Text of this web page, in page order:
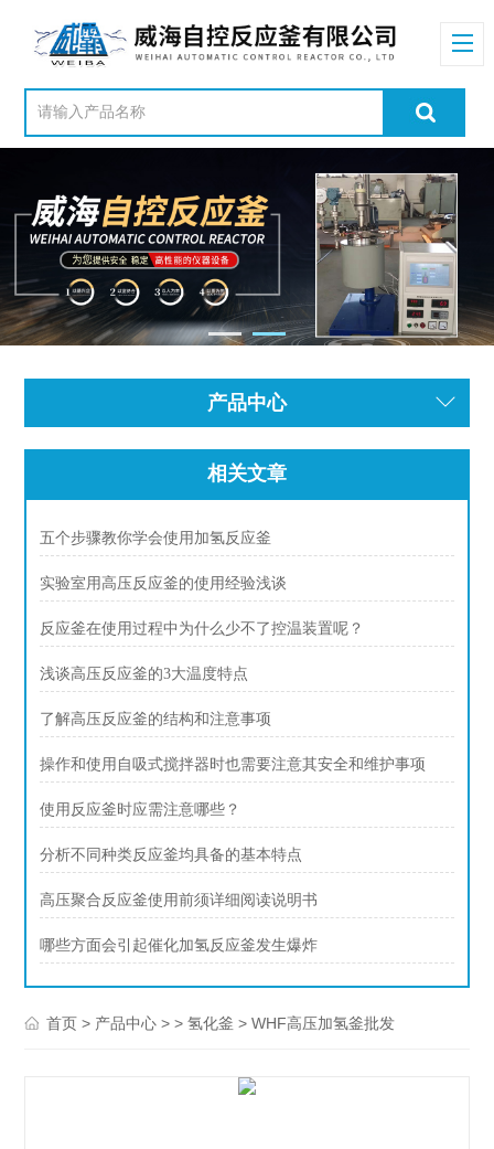
产品中心
相关文章
五个步骤教你学会使用加氢反应釜
实验室用高压反应釜的使用经验浅谈
反应釜在使用过程中为什么少不了控温装置呢？
浅谈高压反应釜的3大温度特点
了解高压反应釜的结构和注意事项
操作和使用自吸式搅拌器时也需要注意其安全和维护事项
使用反应釜时应需注意哪些？
分析不同种类反应釜均具备的基本特点
高压聚合反应釜使用前须详细阅读说明书
哪些方面会引起催化加氢反应釜发生爆炸
首页 > 产品中心 > >氢化釜 > WHF高压加氢釜批发